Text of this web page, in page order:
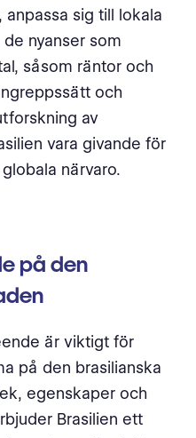
anpassa sig till lokala
nyanser som
såsom räntor och
och
av
vara givande för
närvaro.
på den
är viktigt för
på den brasilianska
egenskaper och
Brasilien ett